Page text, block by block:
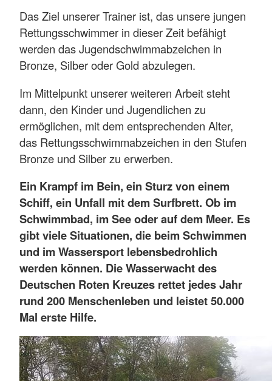
Das Ziel unserer Trainer ist, das unsere jungen
Rettungsschwimmer in dieser Zeit befähigt
werden das Jugendschwimmabzeichen in
Bronze, Silber oder Gold abzulegen.
Im Mittelpunkt unserer weiteren Arbeit steht
dann, den Kinder und Jugendlichen zu
ermöglichen, mit dem entsprechenden Alter,
das Rettungsschwimmabzeichen in den Stufen
Bronze und Silber zu erwerben.
Ein Krampf im Bein, ein Sturz von einem
Schiff, ein Unfall mit dem Surfbrett. Ob im
Schwimmbad, im See oder auf dem Meer. Es
gibt viele Situationen, die beim Schwimmen
und im Wassersport lebensbedrohlich
werden können. Die Wasserwacht des
Deutschen Roten Kreuzes rettet jedes Jahr
rund 200 Menschenleben und leistet 50.000
Mal erste Hilfe.